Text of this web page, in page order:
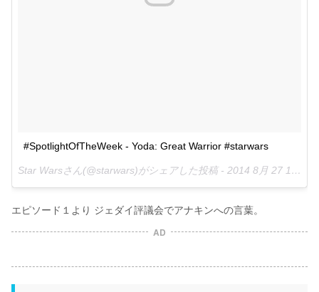
#SpotlightOfTheWeek - Yoda: Great Warrior #starwars
Star Warsさん(@starwars)がシェアした投稿 - 2014 8月 27 10:43午前 PDT
エピソード１より ジェダイ評議会でアナキンへの言葉。
AD